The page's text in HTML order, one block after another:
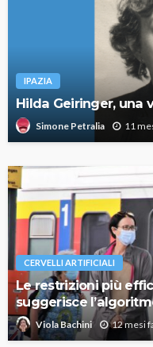
IPAZIA
Hilda Geiringer, una
Simone Petralia 11
CERVELLI ARTIFICIALI
Le restrizioni più
suggerisce
Viola Bachini 12 mesi